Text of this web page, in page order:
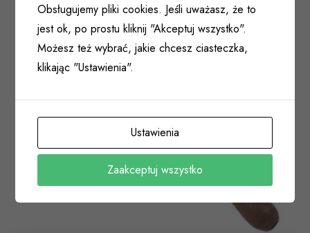
Obsługujemy pliki cookies. Jeśli uważasz, że to
jest ok, po prostu kliknij "Akceptuj wszystko".
Możesz też wybrać, jakie chcesz ciasteczka,
klikając "Ustawienia".
Ustawienia
Zaakceptuj wszystko